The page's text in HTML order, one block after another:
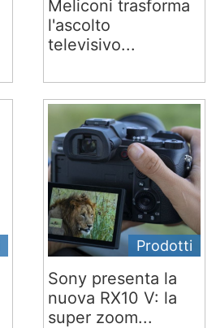
Meliconi trasforma
l'ascolto
televisivo...
Prodotti
Sony presenta la
nuova RX10 V: la
super zoom...